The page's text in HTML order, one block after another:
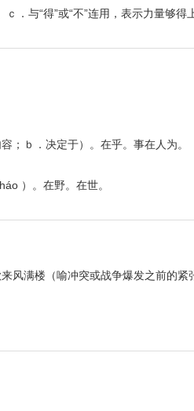
．与“得”或“不”连用，表示力量够得
；ｂ．决定于）。在乎。事在人为。
）。在野。在世。
风满楼（喻冲突或战争爆发之前的紧